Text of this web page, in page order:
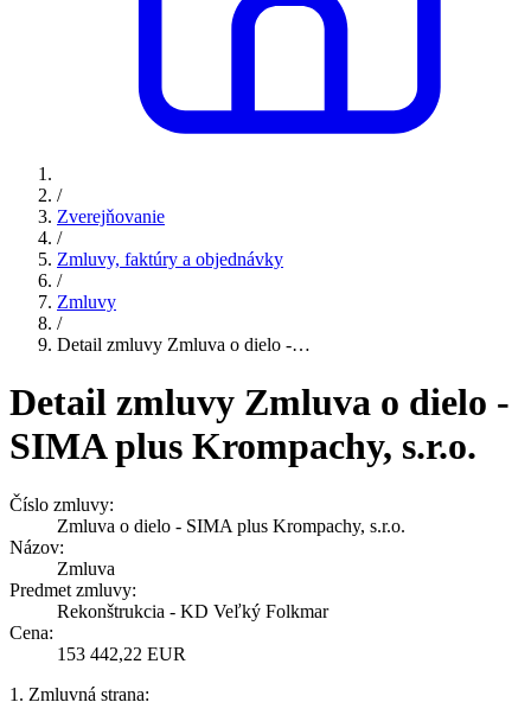
/
Zverejňovanie
/
Zmluvy, faktúry a objednávky
/
Zmluvy
/
Detail zmluvy Zmluva o dielo -…
Detail zmluvy Zmluva o dielo -
SIMA plus Krompachy, s.r.o.
Číslo zmluvy:
Zmluva o dielo - SIMA plus Krompachy, s.r.o.
Názov:
Zmluva
Predmet zmluvy:
Rekonštrukcia - KD Veľký Folkmar
Cena:
153 442,22 EUR
1. Zmluvná strana: